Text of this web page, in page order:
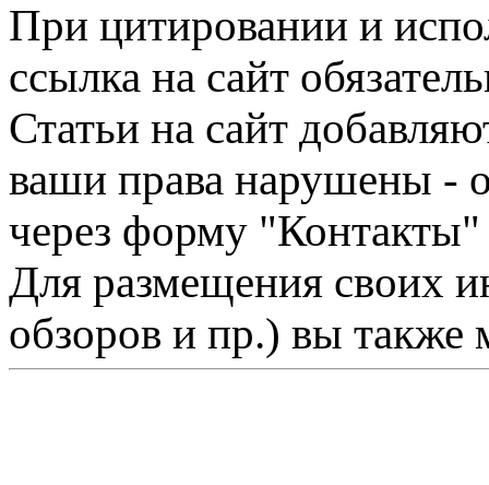
При цитировании и
ссылка на сайт
Статьи на сайт
ваши права нарушены -
через форму "Контакты"
Для размещения своих
обзоров и пр.) вы также